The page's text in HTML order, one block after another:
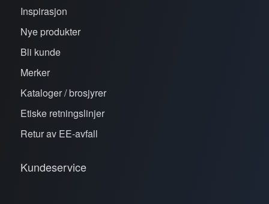
Inspirasjon
Nye produkter
Bli kunde
Merker
Kataloger / brosjyrer
Etiske retningslinjer
Retur av EE-avfall
Kundeservice